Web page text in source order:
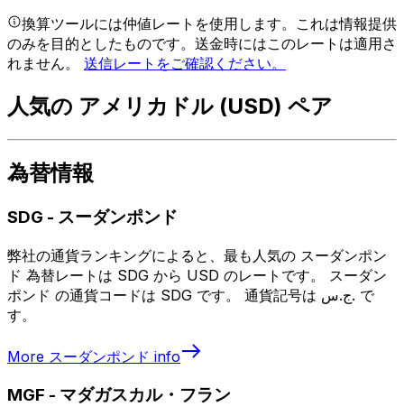
換算ツールには仲値レートを使用します。これは情報提供
のみを目的としたものです。送金時にはこのレートは適用さ
れません。 送信レートをご確認ください。
人気の アメリカドル (USD) ペア
為替情報
SDG - スーダンポンド
弊社の通貨ランキングによると、最も人気の スーダンポン
ド 為替レートは SDG から USD のレートです。 スーダン
ポンド の通貨コードは SDG です。 通貨記号は ج.س. で
す。
More スーダンポンド info
MGF - マダガスカル・フラン